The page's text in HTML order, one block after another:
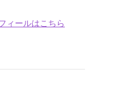
ィールはこちら